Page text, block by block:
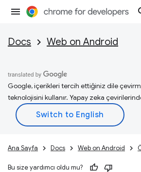
Docs Web on Android
Google, içerikleri tercih ettiğiniz dile
teknolojisini kullanır. Yapay zeka
Ana Sayfa Docs Web on Android
Bu size yardımcı oldu mu?